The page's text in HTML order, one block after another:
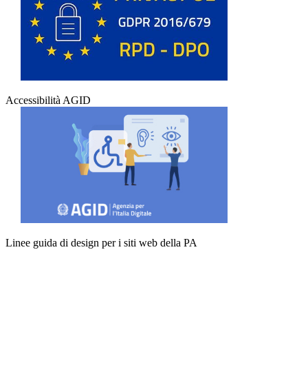
Accessibilità AGID
Linee guida di design per i siti web della PA